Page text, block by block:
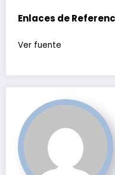
Enlaces de
Navegación
entradas
Ver fuente